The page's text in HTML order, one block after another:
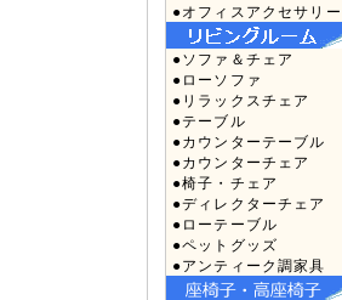
●オフィスアクセサリー
●ソファ＆チェア
●ローソファ
●リラックスチェア
●テーブル
●カウンターテーブル
●カウンターチェア
●椅子・チェア
●ディレクターチェア
●ローテーブル
●ペットグッズ
●アンティーク調家具